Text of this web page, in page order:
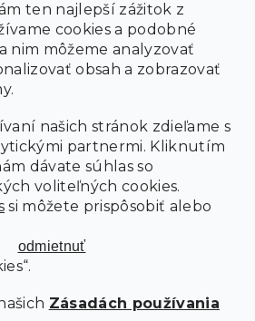
ten najlepší zážitok z
cookies a podobné
nim môžeme analyzovať
obsah a zobrazovať
našich stránok zdieľame s
partnermi. Kliknutím
dávate súhlas so
voliteľných cookies.
si môžete prispôsobiť alebo
odmietnuť
Zásadách používania
s podmienkami ochrany